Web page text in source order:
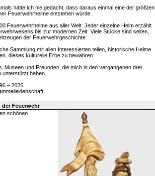
hätte ich nie gedacht, dass daraus einmal eine der größten
Feuerwehrhelme entstehen würde.
Feuerwehrhelme aus aller Welt. Jeder einzelne Helm erzählt
bis zur modernen Zeit. Viele Stücke sind selten,
der Feuerwehrgeschichte.
Sammlung mit allen Interessierten teilen, historische Helme
dieses kulturelle Erbe zu bewahren.
Museen und Freunden, die mich in den vergangenen drei
unterstützt haben.
– 2026
der Feuerwehr
schönen